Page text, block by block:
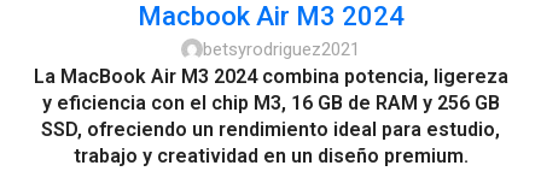
Macbook Air M3 2024
betsyrodriguez2021
La MacBook Air M3 2024 combina potencia, ligereza
y eficiencia con el chip M3, 16 GB de RAM y 256 GB
SSD, ofreciendo un rendimiento ideal para estudio,
trabajo y creatividad en un diseño premium.